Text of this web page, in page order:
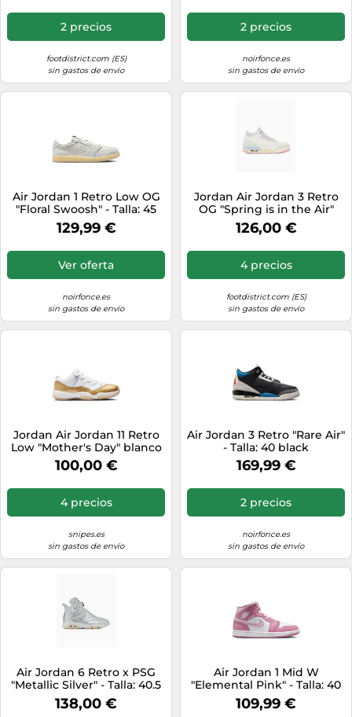
2 precios
footdistrict.com (ES)
sin gastos de envío
2 precios
noirfonce.es
sin gastos de envío
Air Jordan 1 Retro Low OG
"Floral Swoosh" - Talla: 45
white
129,99 €
Ver oferta
noirfonce.es
sin gastos de envío
Jordan Air Jordan 3 Retro
OG "Spring is in the Air"
beige 44
126,00 €
4 precios
footdistrict.com (ES)
sin gastos de envío
Jordan Air Jordan 11 Retro
Low "Mother's Day" blanco
40
100,00 €
4 precios
snipes.es
sin gastos de envío
Air Jordan 3 Retro "Rare Air"
- Talla: 40 black
169,99 €
2 precios
noirfonce.es
sin gastos de envío
Air Jordan 6 Retro x PSG
"Metallic Silver" - Talla: 40.5
grey
138,00 €
Air Jordan 1 Mid W
"Elemental Pink" - Talla: 40
pink
109,99 €